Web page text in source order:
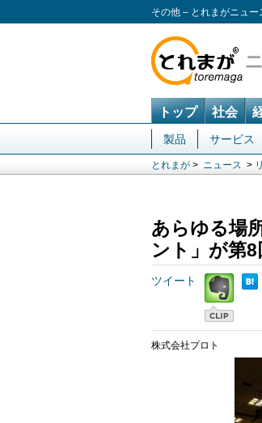
その他 – とれまがニュー
トップ 社会
製品 サービス
とれまが > ニュース >
あらゆる場
ント」が第
ツイート
株式会社プロト